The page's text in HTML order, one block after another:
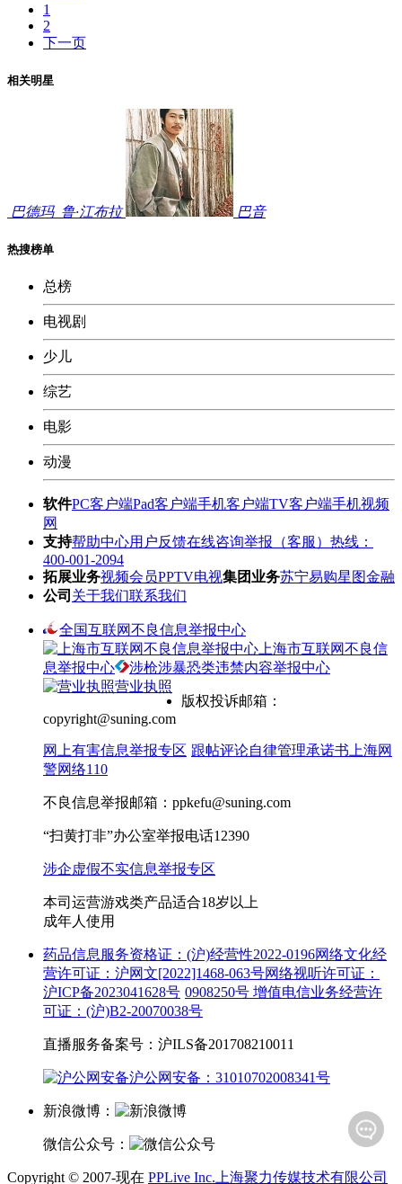
1
2
下一页
相关明星
巴德玛 鲁·江布拉 巴音
热搜榜单
总榜
电视剧
少儿
综艺
电影
动漫
软件PC客户端Pad客户端手机客户端TV客户端手机视频
网
支持帮助中心用户反馈在线咨询举报（客服）热线：
400-001-2094
拓展业务视频会员PPTV电视集团业务苏宁易购星图金融
公司 关于我们联系我们
全国互联网不良信息举报中心
上海市互联网不良信
息举报中心
涉枪涉暴恐类违禁内容举报中心
营业执照
版权投诉邮箱：
copyright@suning.com
跟帖评论自律管理承诺书
网上有害信息举报专区
上海网
警网络110
不良信息举报邮箱：ppkefu@suning.com
“扫黄打非”办公室举报电话12390
涉企虚假不实信息举报专区
本司运营游戏类产品适合18岁以上
成年人使用
药品信息服务资格证：(沪)经营性2022-0196网络文化经
营许可证：沪网文[2022]1468-063号
沪ICP备2023041628号
网络视听许可证：
0908250号 增值电信业务经营许
可证：(沪)B2-20070038号
直播服务备案号：沪ILS备201708210011
沪公网安备：31010702008341号
新浪微博：
微信公众号：
Copyright © 2007-现在 PPLive Inc.上海聚力传媒技术有限公司